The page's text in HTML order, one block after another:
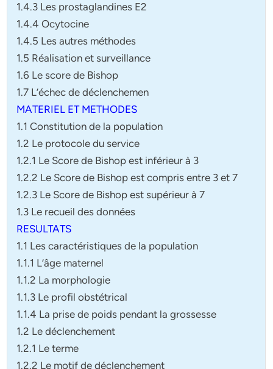
1.4.3 Les prostaglandines E2
1.4.4 Ocytocine
1.4.5 Les autres méthodes
1.5 Réalisation et surveillance
1.6 Le score de Bishop
1.7 L’échec de déclenchemen
MATERIEL ET METHODES
1.1 Constitution de la population
1.2 Le protocole du service
1.2.1 Le Score de Bishop est inférieur à 3
1.2.2 Le Score de Bishop est compris entre 3 et 7
1.2.3 Le Score de Bishop est supérieur à 7
1.3 Le recueil des données
RESULTATS
1.1 Les caractéristiques de la population
1.1.1 L’âge maternel
1.1.2 La morphologie
1.1.3 Le profil obstétrical
1.1.4 La prise de poids pendant la grossesse
1.2 Le déclenchement
1.2.1 Le terme
1.2.2 Le motif de déclenchement